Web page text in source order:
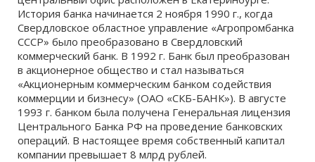
История банка начинается 2 ноября 1990 г., когда
Свердловское областное управление «Агропромбанка
СССР» было преобразовано в Свердловский
коммерческий банк. В 1992 г. Банк был преобразован
в акционерное общество и стал называться
«Акционерным коммерческим банком содействия
коммерции и бизнесу» (ОАО «СКБ-БАНК»). В августе
1993 г. банком была получена Генеральная лицензия
Центрального Банка РФ на проведение банковских
операций. В настоящее время собственный капитал
компании превышает 8 млрд рублей.